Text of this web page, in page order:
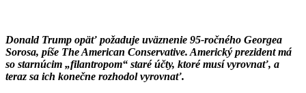
Donald Trump opäť požaduje uväznenie 95-ročného Georgea
Sorosa, píše The American Conservative. Americký prezident má
so starnúcim „filantropom“ staré účty, ktoré musí vyrovnať, a
teraz sa ich konečne rozhodol vyrovnať.